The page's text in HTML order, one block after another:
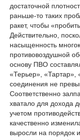
достаточной
раньше-то таких
ракет, чтобы
Действительно,
насыщенность
противовоздушной
основу ПВО
«Терьер»,
соединения не
Соответственно
хватало для дохода
учетом
качественно
выросли на порядок